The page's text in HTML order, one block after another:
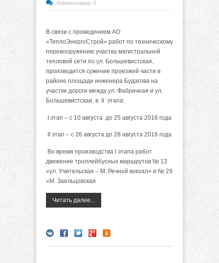
Комментарии: 0
В связи с проведением АО
«ТеплоЭнергоСтрой» работ по техническому
перевооружению участка магистральной
тепловой сети по ул. Большевистская,
производится сужение проезжей части в
районе площади инженера Будагова на
участке дороги между ул. Фабричная и ул.
Большевистская, в II этапа:
I этап – с 10 августа до 25 августа 2016 года
II этап – с 26 августа до 28 августа 2016 года
Во время производства I этапа работ
движение троллейбусных маршрутов № 13
«ул. Учительская – М. Речной вокзал» и № 29
«М. Заельцовская
Читать далее...